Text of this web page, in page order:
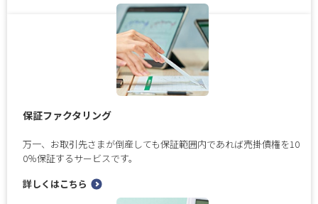
保証ファクタリング
万一、お取引先さまが倒産しても保証範囲内であれば売掛債権を10
0％保証するサービスです。
詳しくはこちら